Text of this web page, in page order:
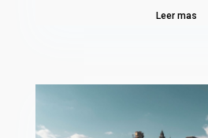
Leer mas